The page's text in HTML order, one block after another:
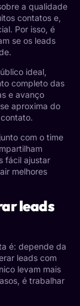
a qualidade
contatos e,
Por isso, é
se os leads
ideal,
completo das
e avanço
aproxima do
com o time
fácil ajustar
melhores
leads
é: depende da
leads com
levam mais
é trabalhar